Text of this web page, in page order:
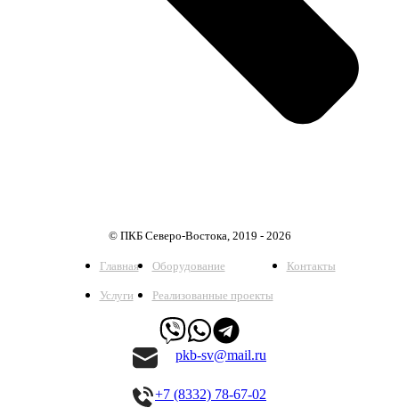
© ПКБ Северо-Востока, 2019 - 2026
Главная Оборудование
Услуги Реализованные проекты
Контакты
pkb-sv@mail.ru
+7 (8332) 78-67-02